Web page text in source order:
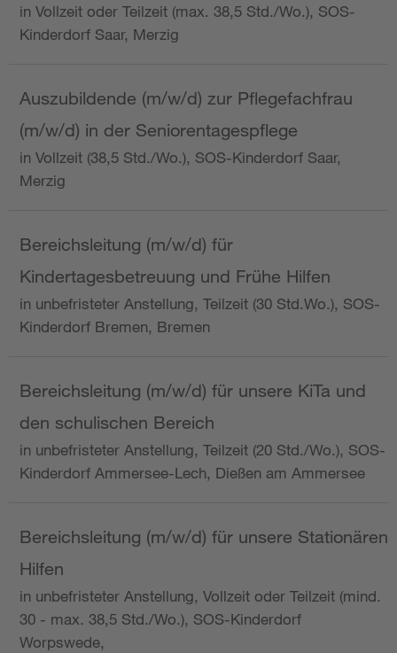
in Vollzeit oder Teilzeit (max. 38,5 Std./Wo.), SOS-
Kinderdorf Saar, Merzig
Auszubildende (m/w/d) zur Pflegefachfrau
(m/w/d) in der Seniorentagespflege
in Vollzeit (38,5 Std./Wo.), SOS-Kinderdorf Saar,
Merzig
Bereichsleitung (m/w/d) für
Kindertagesbetreuung und Frühe Hilfen
in unbefristeter Anstellung, Teilzeit (30 Std.Wo.), SOS-
Kinderdorf Bremen, Bremen
Bereichsleitung (m/w/d) für unsere KiTa und
den schulischen Bereich
in unbefristeter Anstellung, Teilzeit (20 Std./Wo.), SOS-
Kinderdorf Ammersee-Lech, Dießen am Ammersee
Bereichsleitung (m/w/d) für unsere Stationären
Hilfen
in unbefristeter Anstellung, Vollzeit oder Teilzeit (mind.
30 - max. 38,5 Std./Wo.), SOS-Kinderdorf
Worpswede,